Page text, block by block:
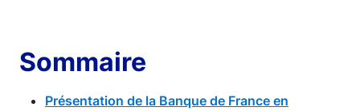
Sommaire
Présentation de la Banque de France en